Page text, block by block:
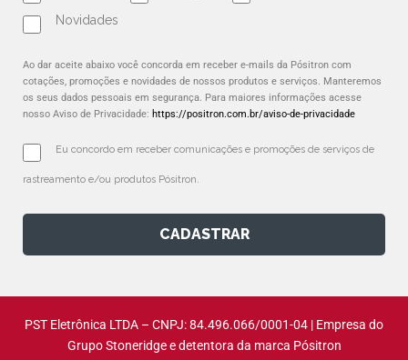
Novidades
Ao dar aceite abaixo você concorda em receber e-mails da Pósitron com
cotações, promoções e novidades de nossos produtos e serviços. Manteremos
os seus dados pessoais em segurança. Para maiores informações acesse
nosso Aviso de Privacidade: https://positron.com.br/aviso-de-privacidade
Eu concordo em receber comunicações e promoções de serviços de
rastreamento e/ou produtos Pósitron.
CADASTRAR
PST Eletrônica LTDA – CNPJ: 84.496.066/0001-04 | Empresa do
Grupo Stoneridge e detentora da marca Pósitron